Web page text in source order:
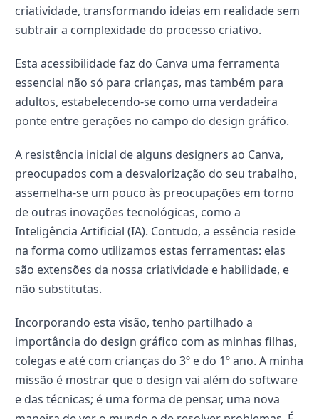
criatividade, transformando ideias em realidade sem
subtrair a complexidade do processo criativo.
Esta acessibilidade faz do Canva uma ferramenta
essencial não só para crianças, mas também para
adultos, estabelecendo-se como uma verdadeira
ponte entre gerações no campo do design gráfico.
A resistência inicial de alguns designers ao Canva,
preocupados com a desvalorização do seu trabalho,
assemelha-se um pouco às preocupações em torno
de outras inovações tecnológicas, como a
Inteligência Artificial (IA). Contudo, a essência reside
na forma como utilizamos estas ferramentas: elas
são extensões da nossa criatividade e habilidade, e
não substitutas.
Incorporando esta visão, tenho partilhado a
importância do design gráfico com as minhas filhas,
colegas e até com crianças do 3º e do 1º ano. A minha
missão é mostrar que o design vai além do software
e das técnicas; é uma forma de pensar, uma nova